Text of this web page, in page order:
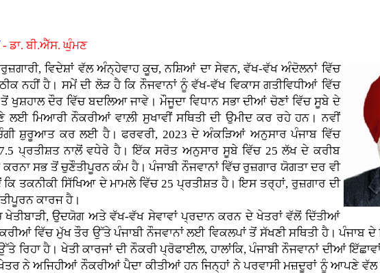
- ਡਾ. ਬੀ.ਐੱਸ. ਘੁੰਮਣ
ਵਿਦੇਸ਼ਾਂ ਵੱਲ ਅੰਨ੍ਹੇਵਾਹ ਕੂਚ, ਨਸ਼ਿਆਂ ਦਾ ਸੇਵਨ, ਵੱਖ-ਵੱਖ ਅੰਦੋਲਨਾਂ ਵਿੱਚ
ਨਹੀਂ ਹੈ। ਸਮੇਂ ਦੀ ਲੋੜ ਹੈ ਕਿ ਨੌਜਵਾਨਾਂ ਨੂੰ ਵੱਖ-ਵੱਖ ਵਿਕਾਸ ਗਤੀਵਿਧੀਆਂ ਵਿੱਚ
ਦੌਰ ਵਿੱਚ ਬਦਲਿਆ ਜਾਵੇ। ਮੌਜੂਦਾ ਵਿਧਾਨ ਸਭਾ ਦੀਆਂ ਚੋਣਾਂ ਵਿੱਚ ਸੂਬੇ ਦੇ
ਮਿਆਰੀ ਨੌਕਰੀਆਂ ਵਾਲ਼ੀ ਸੁਖਾਵੀਂ ਸਥਿਤੀ ਦੀ ਉਮੀਦ ਕਰ ਰਹੇ ਹਨ। ਨਵੀਂ
ਸ਼ੁਰੂਆਤ ਕਰ ਲਈ ਹੈ। ਫਰਵਰੀ, 2023 ਦੇ ਅੰਕੜਿਆਂ ਅਨੁਸਾਰ ਪੰਜਾਬ ਵਿੱਚ
ਪ੍ਰਤੀਸ਼ਤ ਨਾਲੋਂ ਵਧੇਰੇ ਹੈ। ਇੱਕ ਸਰੋਤ ਅਨੁਸਾਰ ਸੂਬੇ ਵਿੱਚ 25 ਲੱਖ ਦੇ ਕਰੀਬ
ਸਭ ਤੋਂ ਚੁਣੌਤੀਪੂਰਨ ਕੰਮ ਹੈ। ਪੰਜਾਬੀ ਨੌਜਵਾਨਾਂ ਵਿੱਚ ਰੁਜ਼ਗਾਰ ਯੋਗਤਾ ਦਰ ਵੀ
ਸਿੱਖਿਆ ਦੇ ਮਾਮਲੇ ਵਿੱਚ 25 ਪ੍ਰਤੀਸ਼ਤ ਹੈ। ਇਸ ਤਰ੍ਹਾਂ, ਰੁਜ਼ਗਾਰ ਦੀ
ਕਾਰਜ ਹੈ।
ਖੇਤੀਬਾੜੀ, ਉਦਯੋਗ ਅਤੇ ਵੱਖ-ਵੱਖ ਸੇਵਾਵਾਂ ਪ੍ਰਦਾਨ ਕਰਨ ਦੇ ਖੇਤਰਾਂ ਵੱਲੋਂ ਦਿੱਤੀਆਂ
ਵਿੱਚ ਮੁੱਖ ਤੌਰ ਉੱਤੇ ਪੰਜਾਬੀ ਨੌਜਵਾਨਾਂ ਲਈ ਵਿਕਲਪਾਂ ਤੋਂ ਸੱਖਣੀ ਸਥਿਤੀ ਹੈ। ਪੰਜਾਬ ਦੇ
ਰਿਹਾ ਹੈ। ਖੇਤੀ ਕਾਰਜਾਂ ਦੀ ਨੌਕਰੀ ਪ੍ਰੋਫਾਈਲ, ਹਾਲਾਂਕਿ, ਪੰਜਾਬੀ ਨੌਜਵਾਨਾਂ ਦੀਆਂ
ਖੇਤਰ ਨੇ ਅਜਿਹੀਆਂ ਨੌਕਰੀਆਂ ਪੈਦਾ ਕੀਤੀਆਂ ਹਨ ਜਿਨ੍ਹਾਂ ਨੇ ਪਰਵਾਸੀ ਮਜ਼ਦੂਰਾਂ ਨੂੰ ਆਪਣੇ